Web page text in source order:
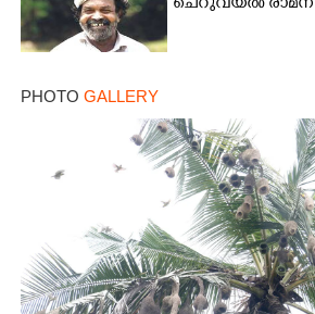
ചെറുവയൽ രാമന്
PHOTO GALLERY